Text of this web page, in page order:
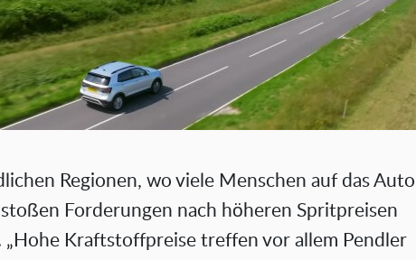
Regionen, wo viele Menschen auf das Auto
Forderungen nach höheren Spritpreisen
„Hohe Kraftstoffpreise treffen vor allem Pendler